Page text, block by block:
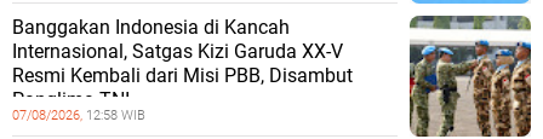
Banggakan Indonesia di Kancah
Internasional, Satgas Kizi Garuda XX-V
Resmi Kembali dari Misi PBB, Disambut
Panglima TNI
07/08/2026, 12:58 WIB